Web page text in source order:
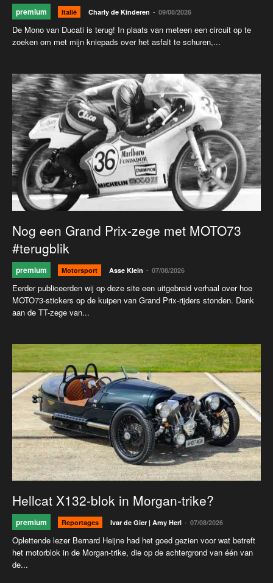
premium Italië Charly de Kinderen - 09/08/2026
De Mono van Ducati is terug! In plaats van meteen een circuit op te
zoeken om met mijn kniepads over het asfalt te schuren,...
Nog een Grand Prix-zege met MOTO73
#terugblik
premium Motorsport Asse Klein - 07/08/2026
Eerder publiceerden wij op deze site een uitgebreid verhaal over hoe
MOTO73-stickers op de kuipen van Grand Prix-rijders stonden. Denk
aan de TT-zege van...
Hellcat X132-blok in Morgan-trike?
premium Reportages Ivar de Gier | Amy Herl - 07/08/2026
Oplettende lezer Bernard Heijne had het goed gezien voor wat betreft
het motorblok in de Morgan-trike, die op de achtergrond van één van
de...